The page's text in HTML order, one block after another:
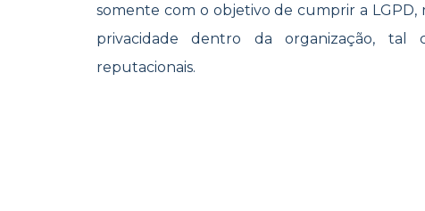
somente com o objetivo de cumprir a
privacidade dentro da organização, tal
reputacionais.